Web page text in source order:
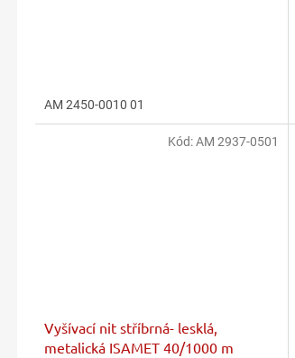
z
5
AM 2450-0010 01
Vyšívací nit stříbrná- lesklá,
metalická ISAMET 40/1000 m
Kód:AM 2937-0501